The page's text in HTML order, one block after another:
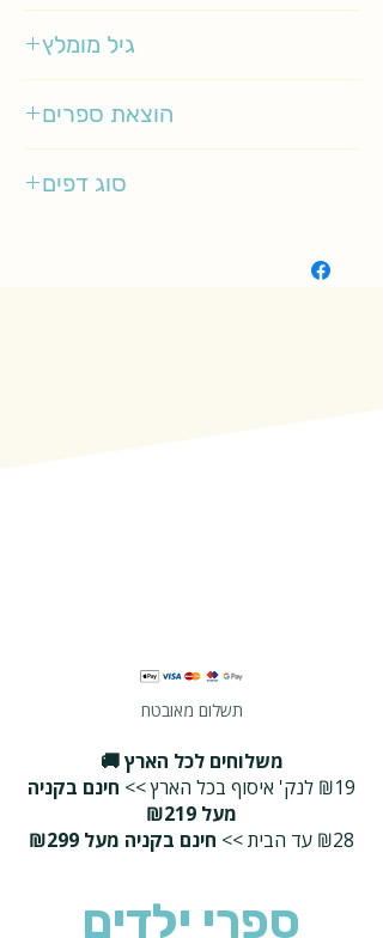
גיל מומלץ
הוצאת ספרים
סוג דפים
תשלום מאובטח
משלוחים לכל הארץ 🚚
₪19 לנק' איסוף בכל הארץ >>
חינם בקניה
מעל ₪219
₪28 עד הבית >>
חינם בקניה מעל ₪299
ספרי ילדים